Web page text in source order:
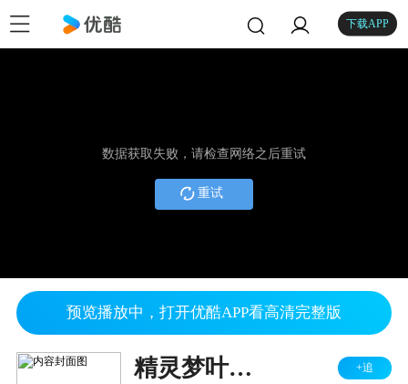
下载APP
数据获取失败，请检查网络之后重试
重试
预览播放中，打开优酷APP看高清完整版
精灵梦叶罗丽 第五季 +追